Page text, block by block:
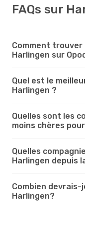
FAQs sur
Comment trouver
Harlingen sur
Quel est le
Harlingen ?
Quelles sont les
moins chères
Quelles
Harlingen depuis
Combien devrais-
Harlingen?